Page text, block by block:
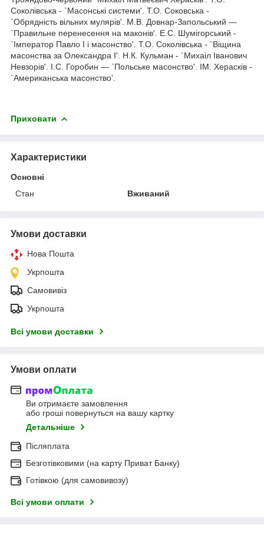
Соколівська - `Масонські системи'. Т.О. Соковська -
`Обрядність вільних мулярів'. М.В. Довнар-Запольський —
`Правильне перенесення на маконів'. Е.С. Шумігорський -
`Імператор Павло I і масонство'. Т.О. Соколівська - `Віщина
масонства за Олександра I'. Н.К. Кульман - `Михаіл Іванович
Невзорів'. І.С. Горобин — `Польське масонство'. ІМ. Херасків -
`Американська масонство'.
Приховати
Характеристики
Основні
Стан
Вживаний
Умови доставки
Нова Пошта
Укрпошта
Самовивіз
Укрпошта
Всі умови доставки
Умови оплати
Ви отримаєте замовлення
або гроші повернуться на вашу картку
Детальніше
Післяплата
Безготівковими (на карту Приват Банку)
Готівкою (для самовивозу)
Всі умови оплати